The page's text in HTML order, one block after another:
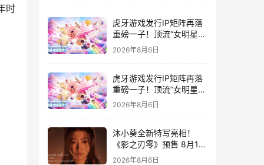
时
虎牙游戏发行IP矩阵再落
重磅一子！顶流“女明星”
ZANMANG LOOPY 正版
3D消除手游《消消奇遇》
2026年8月6日
虎牙游戏发行IP矩阵再落
重磅一子！顶流“女明星”
ZANMANG LOOPY 正版
2026年8月6日
沐小葵全新特写亮相！
《影之刃零》预售 8月12
日开启
2026年8月6日